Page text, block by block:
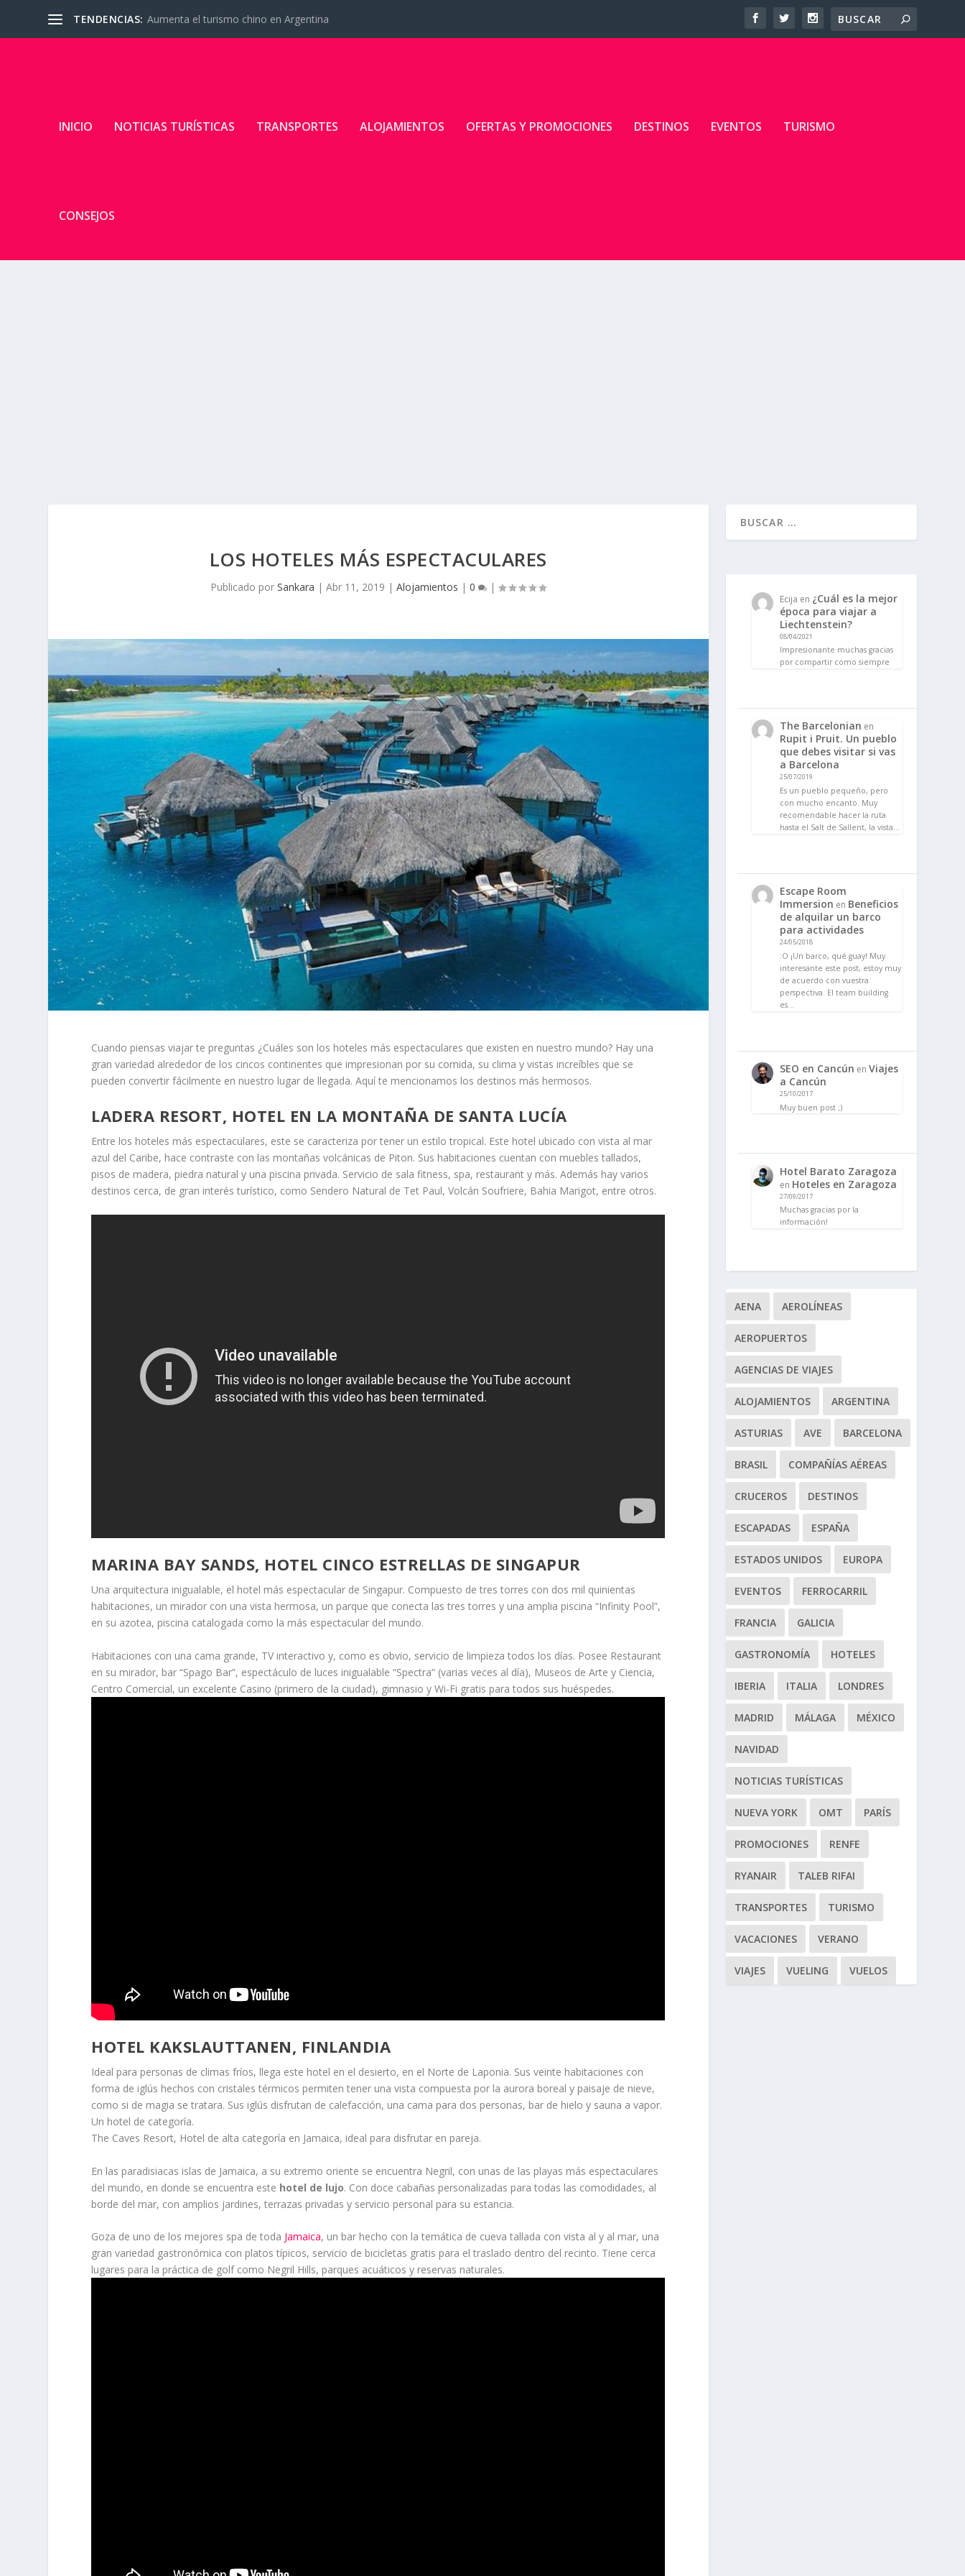
TENDENCIAS: Aumenta el turismo chino en Argentina
INICIO NOTICIAS TURÍSTICAS TRANSPORTES ALOJAMIENTOS OFERTAS Y PROMOCIONES DESTINOS EVENTOS TURISMO
CONSEJOS
LOS HOTELES MÁS ESPECTACULARES
Publicado porSankara |Abr 11, 2019 |Alojamientos |0 |
Cuando piensas viajar te preguntas ¿Cuáles son los hoteles más espectaculares que existen en nuestro mundo? Hay una
gran variedad alrededor de los cincos continentes que impresionan por su comida, su clima y vistas increíbles que se
pueden convertir fácilmente en nuestro lugar de llegada. Aquí te mencionamos los destinos más hermosos.
LADERA RESORT, HOTEL EN LA MONTAÑA DE SANTA LUCÍA
Entre los hoteles más espectaculares, este se caracteriza por tener un estilo tropical. Este hotel ubicado con vista al mar
azul del Caribe, hace contraste con las montañas volcánicas de Piton. Sus habitaciones cuentan con muebles tallados,
pisos de madera, piedra natural y una piscina privada. Servicio de sala fitness, spa, restaurant y más. Además hay varios
destinos cerca, de gran interés turístico, como Sendero Natural de Tet Paul, Volcán Soufriere, Bahia Marigot, entre otros.
MARINA BAY SANDS, HOTEL CINCO ESTRELLAS DE SINGAPUR
Una arquitectura inigualable, el hotel más espectacular de Singapur. Compuesto de tres torres con dos mil quinientas
habitaciones, un mirador con una vista hermosa, un parque que conecta las tres torres y una amplia piscina “Infinity Pool”,
en su azotea, piscina catalogada como la más espectacular del mundo.
Habitaciones con una cama grande, TV interactivo y, como es obvio, servicio de limpieza todos los días. Posee Restaurant
en su mirador, bar “Spago Bar”, espectáculo de luces inigualable “Spectra” (varias veces al día), Museos de Arte y Ciencia,
Centro Comercial, un excelente Casino (primero de la ciudad), gimnasio y Wi-Fi gratis para todos sus huéspedes.
HOTEL KAKSLAUTTANEN, FINLANDIA
Ideal para personas de climas fríos, llega este hotel en el desierto, en el Norte de Laponia. Sus veinte habitaciones con
forma de iglús hechos con cristales térmicos permiten tener una vista compuesta por la aurora boreal y paisaje de nieve,
como si de magia se tratara. Sus iglús disfrutan de calefacción, una cama para dos personas, bar de hielo y sauna a vapor.
Un hotel de categoría.
The Caves Resort, Hotel de alta categoría en Jamaica, ideal para disfrutar en pareja.
En las paradisiacas islas de Jamaica, a su extremo oriente se encuentra Negril, con unas de las playas más espectaculares
del mundo, en donde se encuentra este hotel de lujo. Con doce cabañas personalizadas para todas las comodidades, al
borde del mar, con amplios jardines, terrazas privadas y servicio personal para su estancia.
Goza de uno de los mejores spa de toda Jamaica, un bar hecho con la temática de cueva tallada con vista al y al mar, una
gran variedad gastronómica con platos típicos, servicio de bicicletas gratis para el traslado dentro del recinto. Tiene cerca
lugares para la práctica de golf como Negril Hills, parques acuáticos y reservas naturales.
Ecija en ¿Cuál es la mejor
época para viajar a
Liechtenstein?
08/04/2021
Impresionante muchas gracias
por compartir como siempre
The Barcelonian en
Rupit i Pruit. Un pueblo
que debes visitar si vas
a Barcelona
25/07/2019
Es un pueblo pequeño, pero
con mucho encanto. Muy
recomendable hacer la ruta
hasta el Salt de Sallent, la vista…
Escape Room
Immersion en Beneficios
de alquilar un barco
para actividades
24/05/2018
:O ¡Un barco, qué guay! Muy
interesante este post, estoy muy
de acuerdo con vuestra
perspectiva. El team building
es…
SEO en Cancún en Viajes
a Cancún
25/10/2017
Muy buen post ;)
Hotel Barato Zaragoza
en Hoteles en Zaragoza
27/09/2017
Muchas gracias por la
información!
AENA AEROLÍNEAS
AEROPUERTOS
AGENCIAS DE VIAJES
ALOJAMIENTOS ARGENTINA
ASTURIAS AVE BARCELONA
BRASIL COMPAÑÍAS AÉREAS
CRUCEROS DESTINOS
ESCAPADAS ESPAÑA
ESTADOS UNIDOS EUROPA
EVENTOS FERROCARRIL
FRANCIA GALICIA
GASTRONOMÍA HOTELES
IBERIA ITALIA LONDRES
MADRID MÁLAGA MÉXICO
NAVIDAD
NOTICIAS TURÍSTICAS
NUEVA YORK OMT PARÍS
PROMOCIONES RENFE
RYANAIR TALEB RIFAI
TRANSPORTES TURISMO
VACACIONES VERANO
VIAJES VUELING VUELOS